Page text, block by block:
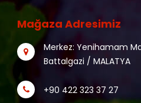
Mağaza Adresimiz
Merkez: Yenihamam
Battalgazi / MALATYA
+90 422 323 37 27